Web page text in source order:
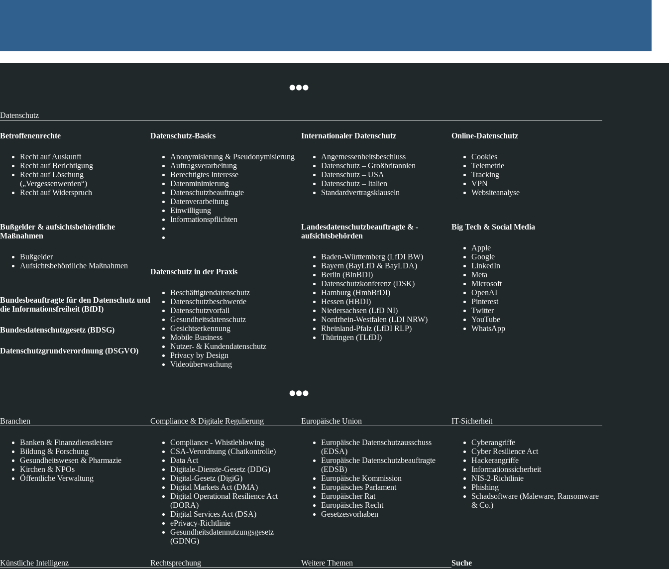
Datenschutz
Betroffenenrechte
Recht auf Auskunft
Recht auf Berichtigung
Recht auf Löschung
(„Vergessenwerden“)
Recht auf Widerspruch
Bußgelder & aufsichtsbehördliche
Maßnahmen
Bußgelder
Aufsichtsbehördliche Maßnahmen
Bundesbeauftragte für den Datenschutz und
die Informationsfreiheit (BfDI)
Bundesdatenschutzgesetz (BDSG)
Datenschutzgrundverordnung (DSGVO)
Datenschutz-Basics
Anonymisierung & Pseudonymisierung
Auftragsverarbeitung
Berechtigtes Interesse
Datenminimierung
Datenschutzbeauftragte
Datenverarbeitung
Einwilligung
Informationspflichten
Datenschutz in der Praxis
Beschäftigtendatenschutz
Datenschutzbeschwerde
Datenschutzvorfall
Gesundheitsdatenschutz
Gesichtserkennung
Mobile Business
Nutzer- & Kundendatenschutz
Privacy by Design
Videoüberwachung
Internationaler Datenschutz
Angemessenheitsbeschluss
Datenschutz – Großbritannien
Datenschutz – USA
Datenschutz – Italien
Standardvertragsklauseln
Landesdatenschutzbeauftragte & -
aufsichtsbehörden
Baden-Württemberg (LfDI BW)
Bayern (BayLfD & BayLDA)
Berlin (BlnBDI)
Datenschutzkonferenz (DSK)
Hamburg (HmbBfDI)
Hessen (HBDI)
Niedersachsen (LfD NI)
Nordrhein-Westfalen (LDI NRW)
Rheinland-Pfalz (LfDI RLP)
Thüringen (TLfDI)
Online-Datenschutz
Cookies
Telemetrie
Tracking
VPN
Websiteanalyse
Big Tech & Social Media
Apple
Google
LinkedIn
Meta
Microsoft
OpenAI
Pinterest
Twitter
YouTube
WhatsApp
Branchen
Banken & Finanzdienstleister
Bildung & Forschung
Gesundheitswesen & Pharmazie
Kirchen & NPOs
Öffentliche Verwaltung
Compliance & Digitale Regulierung
Compliance - Whistleblowing
CSA-Verordnung (Chatkontrolle)
Data Act
Digitale-Dienste-Gesetz (DDG)
Digital-Gesetz (DigiG)
Digital Markets Act (DMA)
Digital Operational Resilience Act
(DORA)
Digital Services Act (DSA)
ePrivacy-Richtlinie
Gesundheitsdatennutzungsgesetz
(GDNG)
Europäische Union
Europäische Datenschutzausschuss
(EDSA)
Europäische Datenschutzbeauftragte
(EDSB)
Europäische Kommission
Europäisches Parlament
Europäischer Rat
Europäisches Recht
Gesetzesvorhaben
IT-Sicherheit
Cyberangriffe
Cyber Resilience Act
Hackerangriffe
Informationssicherheit
NIS-2-Richtlinie
Phishing
Schadsoftware (Maleware, Ransomware
& Co.)
Künstliche Intelligenz Rechtsprechung Weitere Themen Suche